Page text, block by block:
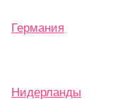
Германия
Нидерланды